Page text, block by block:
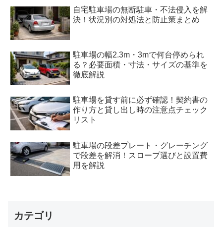
自宅駐車場の無断駐車・不法侵入を解
決！状況別の対処法と防止策まとめ
駐車場の幅2.3m・3mで何台停められ
る？必要面積・寸法・サイズの基準を
徹底解説
駐車場を貸す前に必ず確認！契約書の
作り方と貸し出し時の注意点チェック
リスト
駐車場の段差プレート・グレーチング
で段差を解消！スロープ選びと設置費
用を解説
カテゴリ